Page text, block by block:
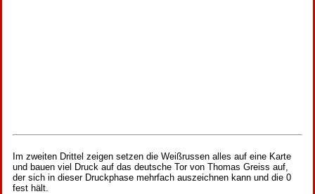
Im zweiten Drittel zeigen setzen die Weißrussen alles auf eine Karte
und bauen viel Druck auf das deutsche Tor von Thomas Greiss auf,
der sich in dieser Druckphase mehrfach auszeichnen kann und die 0
fest hält.